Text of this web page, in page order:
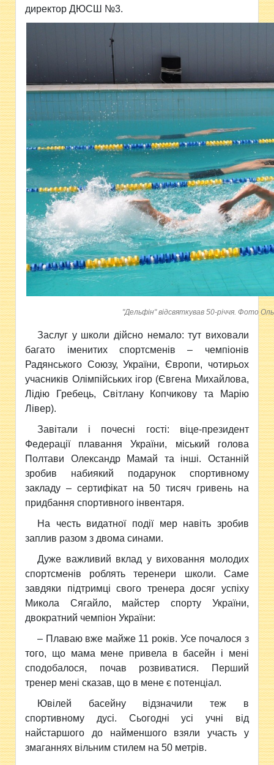
директор ДЮСШ №3.
"Дельфін" відсвяткував 50-річчя. Фото
Заслуг у школи дійсно немало: тут виховали
багато іменитих спортсменів – чемпіонів
Радянського Союзу, України, Європи, чотирьох
учасників Олімпійських ігор (Євгена Михайлова,
Лідію Гребець, Світлану Копчикову та Марію
Лівер).
Завітали і почесні гості: віце-президент
Федерації плавання України, міський голова
Полтави Олександр Мамай та інші. Останній
зробив набиякий подарунок спортивному
закладу – сертифікат на 50 тисяч гривень на
придбання спортивного інвентаря.
На честь видатної події мер навіть зробив
заплив разом з двома синами.
Дуже важливий вклад у виховання молодих
спортсменів роблять теренери школи. Саме
завдяки підтримці свого тренера досяг успіху
Микола Сягайло, майстер спорту України,
двократний чемпіон України:
– Плаваю вже майже 11 років. Усе почалося з
того, що мама мене привела в басейн і мені
сподобалося, почав розвиватися. Перший
тренер мені сказав, що в мене є потенціал.
Ювілей басейну відзначили теж в
спортивному дусі. Сьогодні усі учні від
найстаршого до найменшого взяли участь у
змаганнях вільним стилем на 50 метрів.